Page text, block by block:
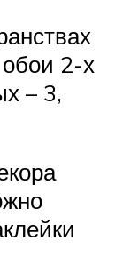
2-х
– 3,